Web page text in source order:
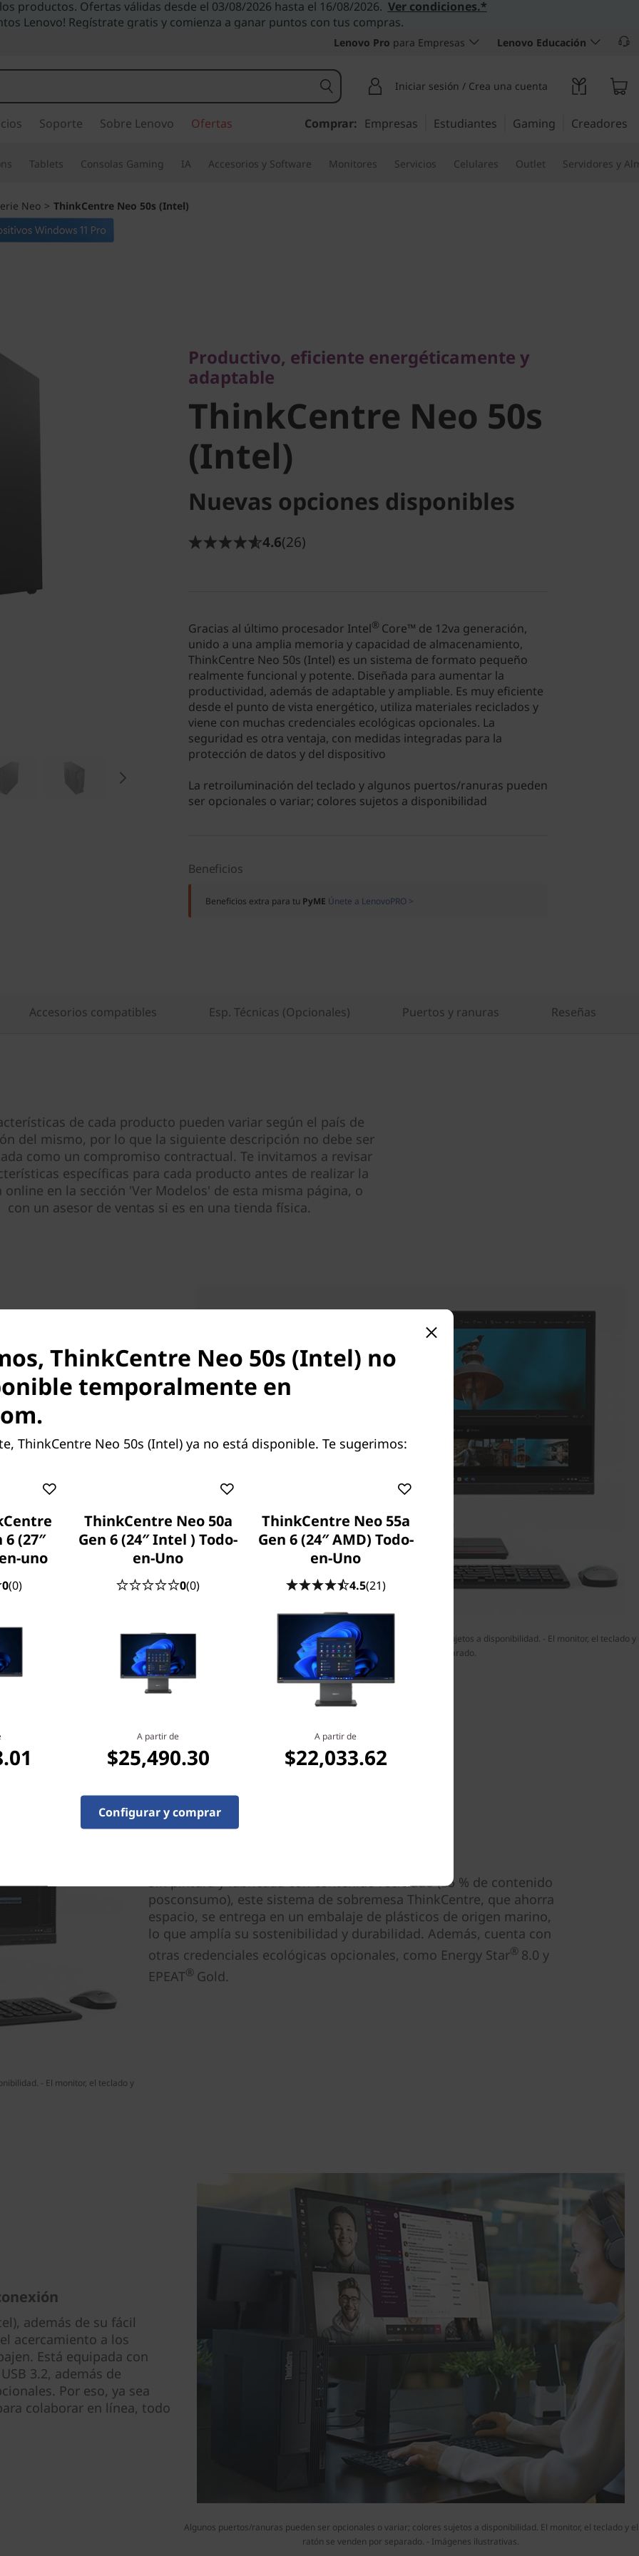
productos. Ofertas válidas desde el 03/08/2026 hasta el 16/08/2026. Ver condiciones.*
Lenovo! Regístrate gratis y comienza a ganar puntos con tus compras.
Lenovo Pro para Empresas Lenovo Educación
Iniciar sesión / Crea una cuenta
Soporte Sobre Lenovo Ofertas Comprar: Empresas Estudiantes Gaming Creadores
Tablets Consolas Gaming IA Accesorios y Software Monitores Servicios Celulares Outlet Servidores y
Neo > ThinkCentre Neo 50s (Intel)
ThinkCentre Neo
50s (Intel)
Productivo, eficiente energéticamente y
adaptable
ThinkCentre Neo 50s
(Intel)
Nuevas opciones disponibles
4.6(26)
Gracias al último procesador Intel® Core™ de 12va generación,
unido a una amplia memoria y capacidad de almacenamiento,
ThinkCentre Neo 50s (Intel) es un sistema de formato pequeño
realmente funcional y potente. Diseñada para aumentar la
productividad, además de adaptable y ampliable. Es muy eficiente
desde el punto de vista energético, utiliza materiales reciclados y
viene con muchas credenciales ecológicas opcionales. La
seguridad es otra ventaja, con medidas integradas para la
protección de datos y del dispositivo
La retroiluminación del teclado y algunos puertos/ranuras pueden
ser opcionales o variar; colores sujetos a disponibilidad
Beneficios
Beneficios extra para tu PyME Únete a LenovoPRO >
Accesorios compatibles Esp. Técnicas (Opcionales) Puertos y ranuras Reseñas
de cada producto pueden variar según el país de
del mismo, por lo que la siguiente descripción no debe ser
como un compromiso contractual. Te invitamos a revisar
específicas para cada producto antes de realizar la
online en la sección 'Ver Modelos' de esta misma página, o
con un asesor de ventas si es en una tienda física.
Algunos puertos/ranuras pueden ser opcionales o variar; colores sujetos a disponibilidad. - El monitor, el teclado y
el ratón se venden por separado.
receptivo y potente de
procesador Intel®
memoria DDR4 de
en HDD y
tamaño se apresurará
niveles de productividad
- El monitor, el teclado y
Sin pintura y fabricada con contenido reciclado (85 % de contenido
posconsumo), este sistema de sobremesa ThinkCentre, que ahorra
espacio, se entrega en un embalaje de plásticos de origen marino,
lo que amplía su sostenibilidad y durabilidad. Además, cuenta con
otras credenciales ecológicas opcionales, como Energy Star® 8.0 y
EPEAT® Gold.
Algunos puertos/ranuras pueden ser opcionales o variar; colores sujetos a disponibilidad. El monitor, el teclado y el
ratón se venden por separado. - Imágenes ilustrativas.
además de su fácil
acercamiento a los
Está equipada con
3.2, además de
Por eso, ya sea
colaborar en línea, todo
ThinkCentre Neo 50s (Intel) no
temporalmente en
ThinkCentre Neo 50s (Intel) ya no está disponible. Te sugerimos:
6 (27″
uno
0(0)
ThinkCentre Neo 50a
Gen 6 (24″ Intel ) Todo-
en-Uno
0(0)
A partir de
$25,490.30
ThinkCentre Neo 55a
Gen 6 (24″ AMD) Todo-
en-Uno
4.5(21)
A partir de
$22,033.62
Configurar y comprar